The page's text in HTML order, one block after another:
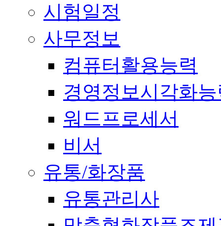
시험일정
사무정보
컴퓨터활용능력
경영정보시각화
워드프로세서
비서
유통/화장품
유통관리사